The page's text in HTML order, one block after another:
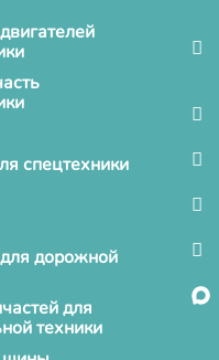
спецтехники
дорожной
для
техники